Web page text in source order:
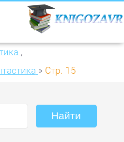
,
» Стр. 15